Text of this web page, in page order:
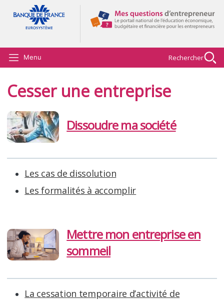
Aller au contenu principal
Menu Rechercher
Cesser une entreprise
Dissoudre ma société
Les cas de dissolution
Les formalités à accomplir
Mettre mon entreprise en
sommeil
La cessation temporaire d’activité de